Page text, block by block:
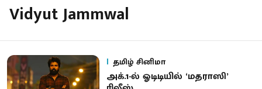
Vidyut Jammwal
தமிழ் சினிமா
அக்.1-ல் ஓடிடியில் ‘மதராஸி’